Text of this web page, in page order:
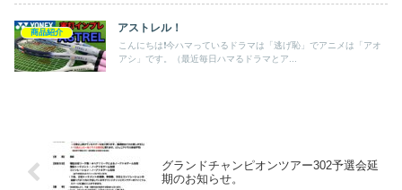
商品紹介 アストレル！
こんにちは❗️今ハマっているドラマは「逃げ恥」でアニメは「アオ
アシ」です。（最近毎日ハマるドラマとア...
グランドチャンピオンツアー302予選会延
期のお知らせ。